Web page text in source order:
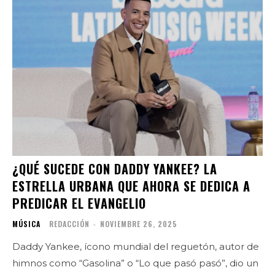
¿QUÉ SUCEDE CON DADDY YANKEE? LA
ESTRELLA URBANA QUE AHORA SE DEDICA A
PREDICAR EL EVANGELIO
MÚSICA REDACCIÓN - NOVIEMBRE 26, 2025
Daddy Yankee, ícono mundial del reguetón, autor de
himnos como “Gasolina” o “Lo que pasó pasó”, dio un